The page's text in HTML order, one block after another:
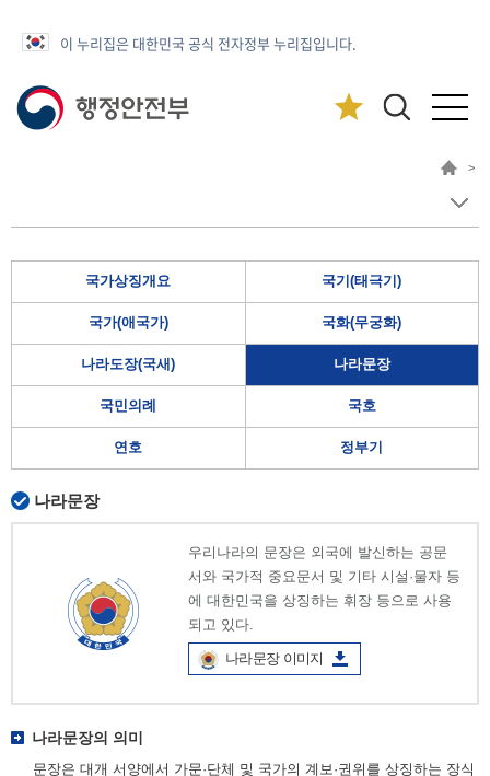
이 누리집은 대한민국 공식 전자정부 누리집입니다.
>
국가상징개요 국기(태극기)
국가(애국가) 국화(무궁화)
나라도장(국새) 나라문장
국민의례 국호
연호 정부기
나라문장
우리나라의 문장은 외국에 발신하는 공문
서와 국가적 중요문서 및 기타 시설·물자 등
에 대한민국을 상징하는 휘장 등으로 사용
되고 있다.
나라문장 이미지
나라문장의 의미
문장은 대개 서양에서 가문·단체 및 국가의 계보·권위를 상징하는 장식